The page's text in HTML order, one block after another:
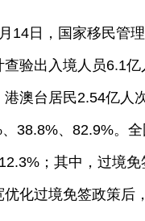
日，国家移民管理
查验出入境人员6.1
港澳台居民2.54亿人
38.8%、82.9%。
；其中，过境
优化过境免签政策后